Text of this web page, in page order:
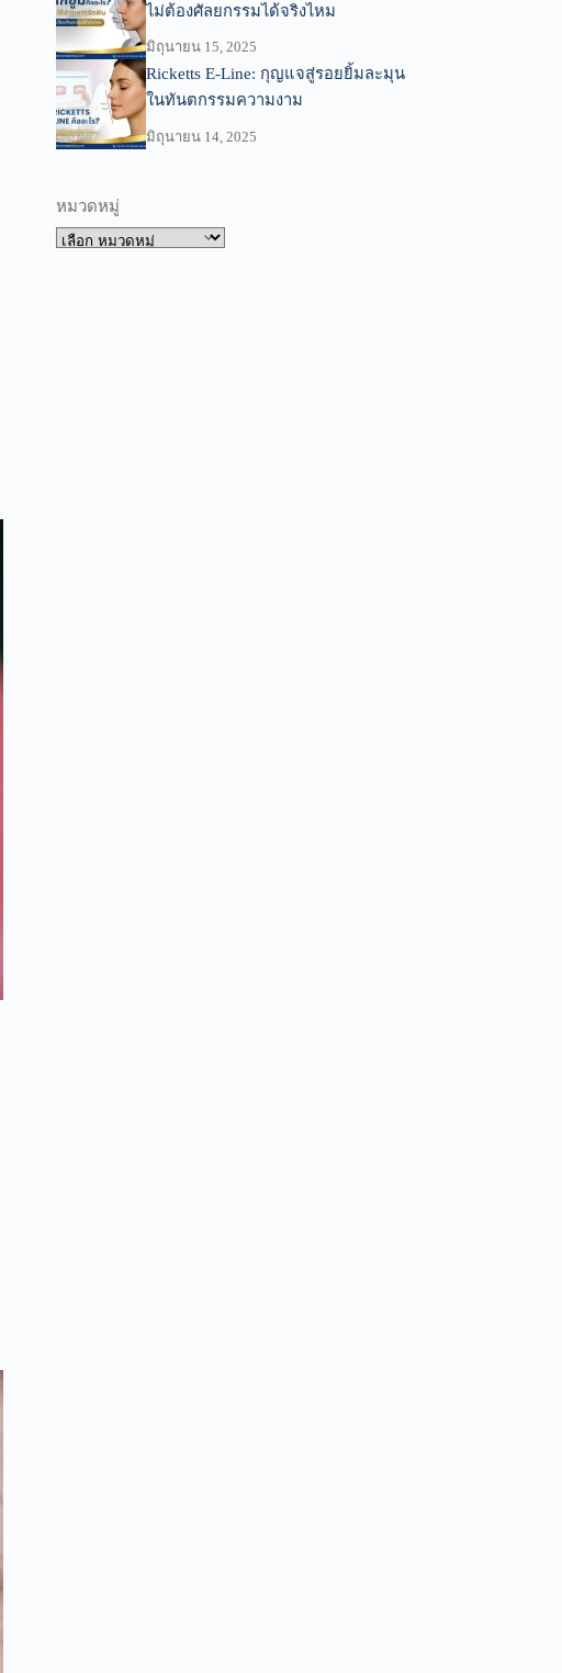
ไม่ต้องศัลยกรรมได้จริงไหม
มิถุนายน 15, 2025
Ricketts E-Line: กุญแจสู่รอยยิ้มละมุน
ในทันตกรรมความงาม
มิถุนายน 14, 2025
หมวดหมู่